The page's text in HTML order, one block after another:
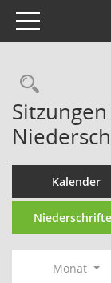
Toggle navigation
Kalender
Monat